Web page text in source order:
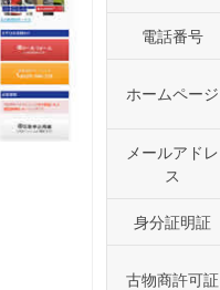
電話番号
ホームページ
メールアドレ
ス
身分証明証
古物商許可証